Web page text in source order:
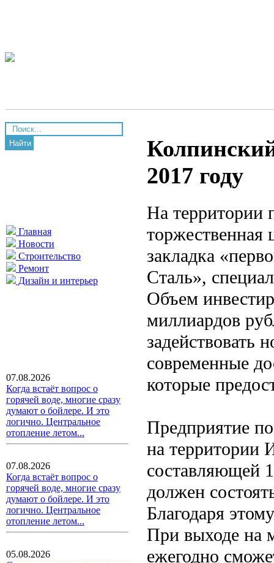
Найти
Главная
Новости
Строительство
Ремонт
Дизайн и интерьер
07.08.2026
Когда встаёт вопрос о
горячей воде, многие сразу
думают о бойлере. И это
логично. Центральное
отопление летом...
07.08.2026
Когда встаёт вопрос о
горячей воде, многие сразу
думают о бойлере. И это
логично. Центральное
отопление летом...
05.08.2026
2017 году
На
торжественная
закладка
Сталь»,
Объем
миллиардов
задействовать
современные
которые
Предприятие
на территории
составляющей
должен
Благодаря
При выходе на
ежегодно